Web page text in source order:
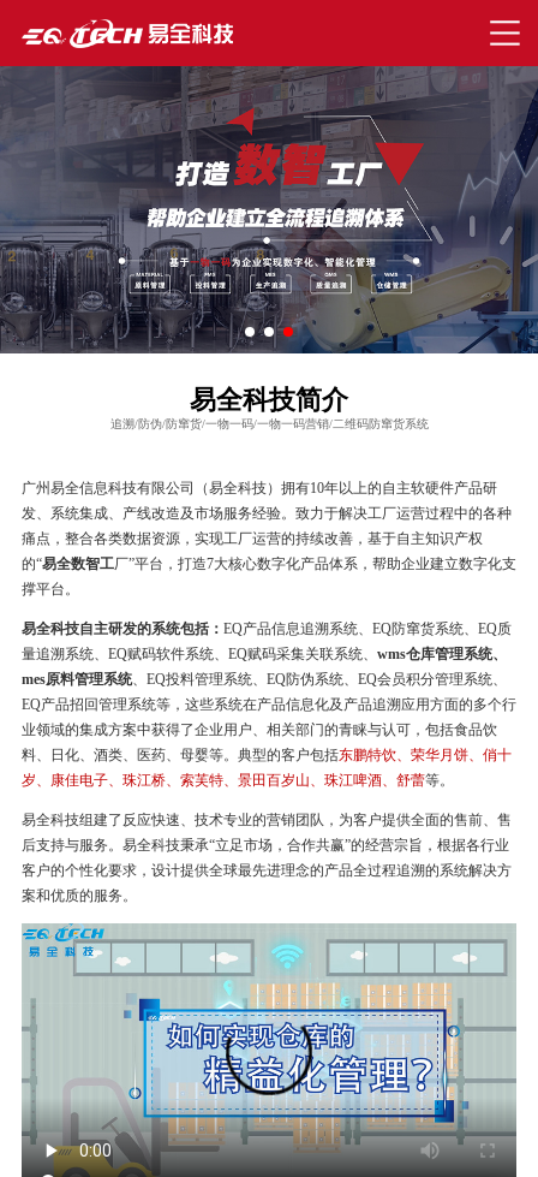
易全科技简介
追溯/防伪/防窜货/一物一码/一物一码营销/二维码防窜货系统
广州易全信息科技有限公司（易全科技）拥有10年以上的自主软硬件产品研
发、系统集成、产线改造及市场服务经验。致力于解决工厂运营过程中的各种
痛点，整合各类数据资源，实现工厂运营的持续改善，基于自主知识产权
的“易全数智工厂”平台，打造7大核心数字化产品体系，帮助企业建立数字化支
撑平台。
易全科技自主研发的系统包括： EQ产品信息追溯系统、EQ防窜货系统、EQ质
量追溯系统、EQ赋码软件系统、EQ赋码采集关联系统、 wms仓库管理系统、
mes原料管理系统、EQ投料管理系统、EQ防伪系统、EQ会员积分管理系统、
EQ产品招回管理系统等，这些系统在产品信息化及产品追溯应用方面的多个行
业领域的集成方案中获得了企业用户、相关部门的青睐与认可，包括食品饮
料、日化、酒类、医药、母婴等。典型的客户包括东鹏特饮、荣华月饼、俏十
岁、康佳电子、珠江桥、索芙特、景田百岁山、珠江啤酒、舒蕾等。
易全科技组建了反应快速、技术专业的营销团队，为客户提供全面的售前、售
后支持与服务。易全科技秉承“立足市场，合作共赢”的经营宗旨，根据各行业
客户的个性化要求，设计提供全球最先进理念的产品全过程追溯的系统解决方
案和优质的服务。